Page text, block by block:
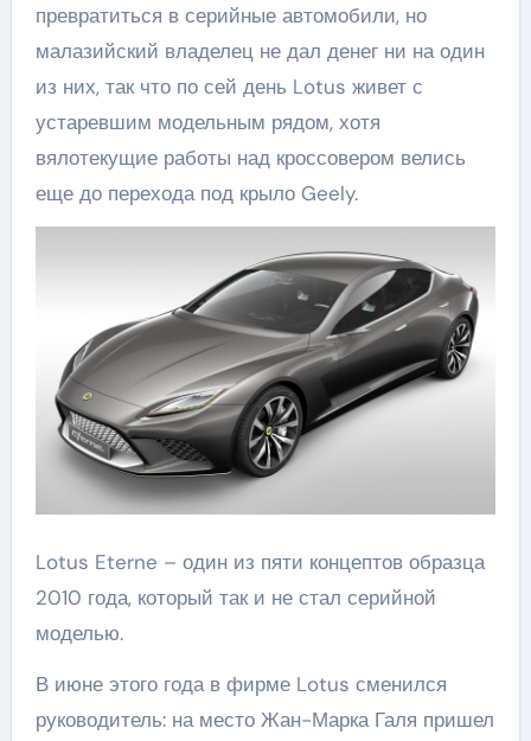
превратиться в серийные автомобили, но
малазийский владелец не дал денег ни на один
из них, так что по сей день Lotus живет с
устаревшим модельным рядом, хотя
вялотекущие работы над кроссовером велись
еще до перехода под крыло Geely.
Lotus Eterne – один из пяти концептов образца
2010 года, который так и не стал серийной
моделью.
В июне этого года в фирме Lotus сменился
руководитель: на место Жан-Марка Галя пришел